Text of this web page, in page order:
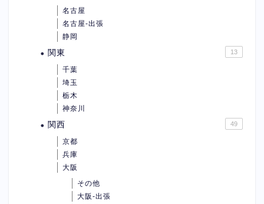
名古屋
名古屋-出張
静岡
関東 13
千葉
埼玉
栃木
神奈川
関西 49
京都
兵庫
大阪
その他
大阪-出張